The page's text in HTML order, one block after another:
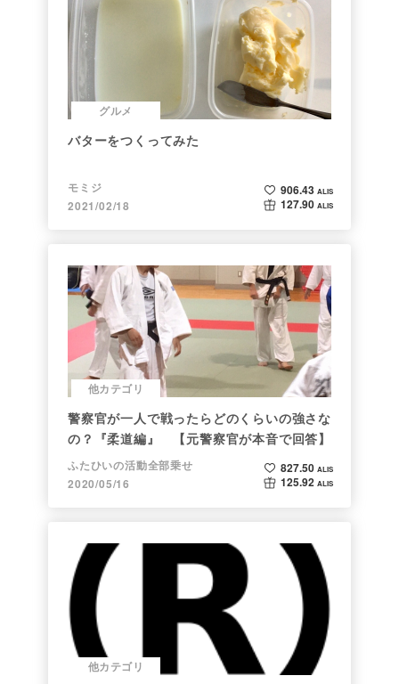
グルメ
バターをつくってみた
モミジ
2021/02/18
906.43 ALIS
127.90 ALIS
他カテゴリ
警察官が一人で戦ったらどのくらいの強さな
の？『柔道編』 【元警察官が本音で回答】
ふたひいの活動全部乗せ
2020/05/16
827.50 ALIS
125.92 ALIS
他カテゴリ